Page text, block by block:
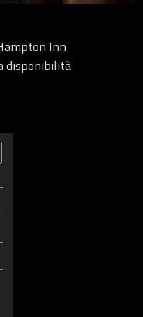
Inn
disponibilità